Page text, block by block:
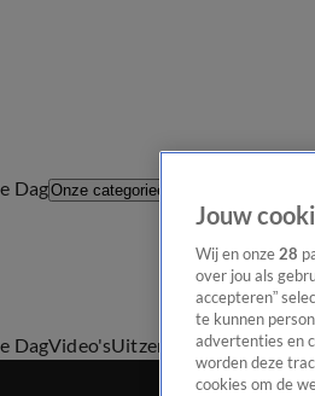
DagOnze categorieën
DagVideo'sUitzendingenPodcast
Jouw
Wij en onze 28
over jou als
accepteren”
te kunnen
advertenties en
worden deze
cookies om de